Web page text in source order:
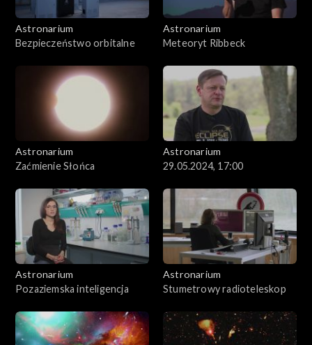
Astronarium
Bezpieczeństwo orbitalne
Astronarium
Meteoryt Ribbeck
Astronarium
Zaćmienie Słońca
Astronarium
29.05.2024, 17:00
Astronarium
Pozaziemska inteligencja
Astronarium
Stumetrowy radioteleskop